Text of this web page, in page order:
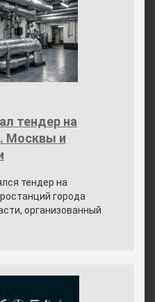
тендер на
Москвы и
тендер на
города
организованный